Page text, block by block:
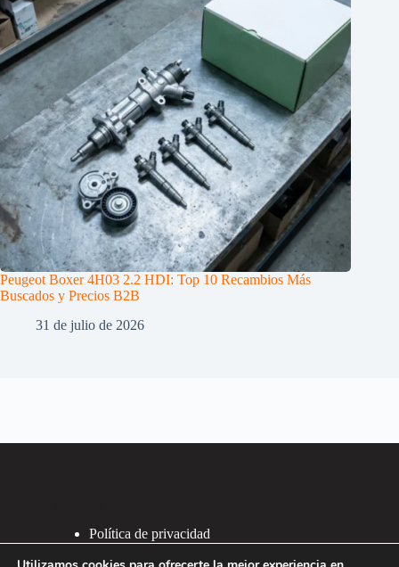
Peugeot Boxer 4H03 2.2 HDI: Top 10 Recambios Más
Buscados y Precios B2B
31 de julio de 2026
Política de privacidad